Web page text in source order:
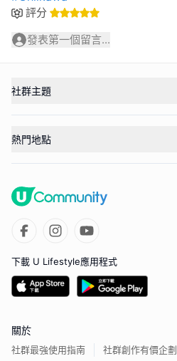
評分
發表第一個留言...
社群主題
熱門地點
下載 U Lifestyle應用程式
關於
社群最強使用指南 社群創作有價企劃